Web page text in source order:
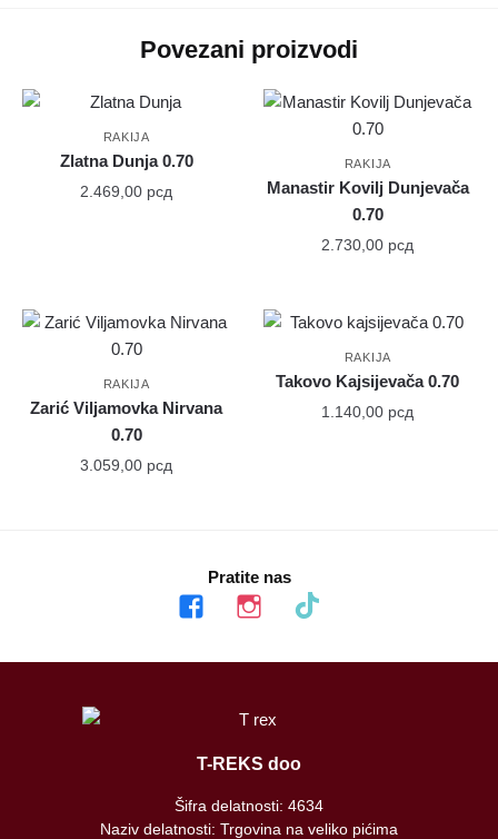
Povezani proizvodi
RAKIJA
Zlatna Dunja 0.70
2.469,00 рсд
RAKIJA
Manastir Kovilj Dunjevača
0.70
2.730,00 рсд
RAKIJA
Zarić Viljamovka Nirvana
0.70
3.059,00 рсд
RAKIJA
Takovo Kajsijevača 0.70
1.140,00 рсд
Pratite nas
facebook instagram tiktok
T-REKS doo
Šifra delatnosti: 4634
Naziv delatnosti: Trgovina na veliko pićima